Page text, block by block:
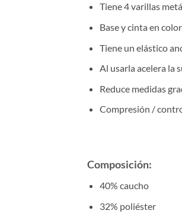
Tiene 4 varillas
Base y cinta en
Tiene un elástico
Al usarla acelera la
Reduce medidas
Compresión /
Composición:
40% caucho
32% poliéster